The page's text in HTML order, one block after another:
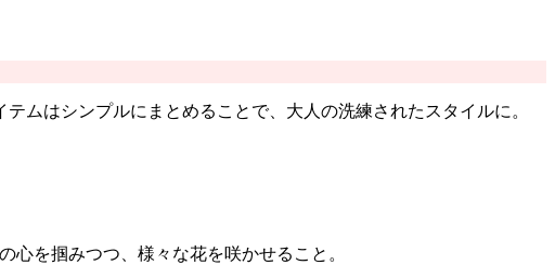
ムはシンプルにまとめることで、大人の洗練されたスタイルに。
心を掴みつつ、様々な花を咲かせること。